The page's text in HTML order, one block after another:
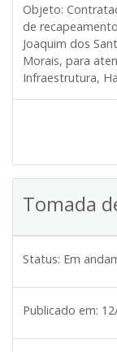
Objeto:
de
Joaquim dos
Morais, para
Infraestrutura,
Tomada
Status: Em
Publicado em: